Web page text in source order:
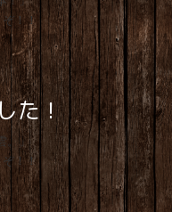
！！
た！
。」
！！